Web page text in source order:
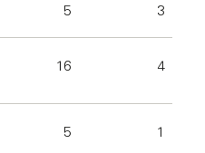
5 3
16 4
5 1